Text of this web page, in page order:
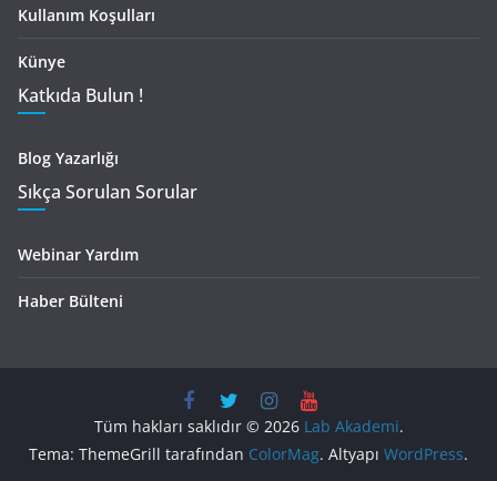
Kullanım Koşulları
Künye
Katkıda Bulun !
Blog Yazarlığı
Sıkça Sorulan Sorular
Webinar Yardım
Haber Bülteni
Tüm hakları saklıdır © 2026 Lab Akademi.
Tema: ThemeGrill tarafından ColorMag. Altyapı WordPress.